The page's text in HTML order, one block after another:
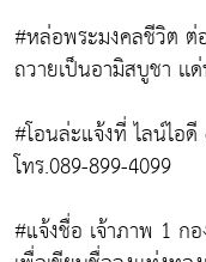
#หล่อพระมงคลชีวิต ต่
ถวายเป็นอามิสบูชา เ
#โอนล่ะแจ้งที่ ไลน์ไอ
โทร.089-899-4099
#แจ้งชื่อ เจ้าภาพ 1 ก